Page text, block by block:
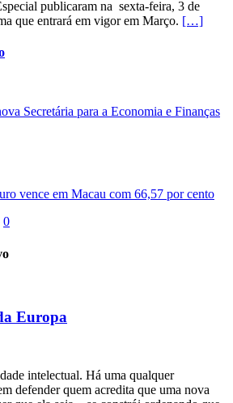
publicaram na sexta-feira, 3 de
que entrará em vigor em Março. […]
Secretária para a Economia e Finanças
vence em Macau com 66,57 por cento
0
Europa
intelectual. Há uma qualquer
defender quem acredita que uma nova